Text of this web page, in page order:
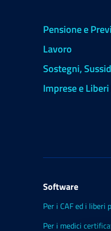
Pensione e
Lavoro
Sostegni,
Imprese e
Software
Per i CAF ed i liberi
Per i medici